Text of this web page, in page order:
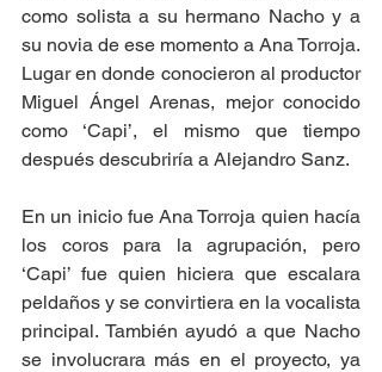
como solista a su hermano Nacho y a
su novia de ese momento a Ana Torroja.
Lugar en donde conocieron al productor
Miguel Ángel Arenas, mejor conocido
como ‘Capi’, el mismo que tiempo
después descubriría a Alejandro Sanz.
En un inicio fue Ana Torroja quien hacía
los coros para la agrupación, pero
‘Capi’ fue quien hiciera que escalara
peldaños y se convirtiera en la vocalista
principal. También ayudó a que Nacho
se involucrara más en el proyecto, ya